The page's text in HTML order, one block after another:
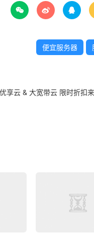
  
便宜服务器
享云 & 大宽带云 限时折扣